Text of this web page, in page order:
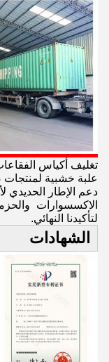
تغليف أكياس
علبة خشبية لمنتجات
دعم الإطار الحديدي
الاكسسوارات
لتأكيدنا النهائي.
الشهادات